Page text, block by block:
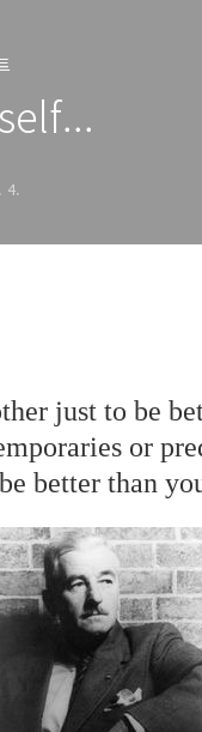
4.
just to be
or
better than